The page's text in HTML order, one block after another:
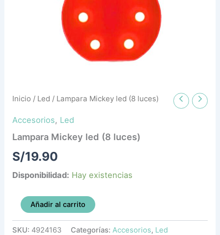
Inicio / Led / Lampara Mickey led (8 luces)
Accesorios, Led
Lampara Mickey led (8 luces)
S/19.90
Disponibilidad: Hay existencias
Añadir al carrito
SKU: 4924163 Categorías:Accesorios, Led